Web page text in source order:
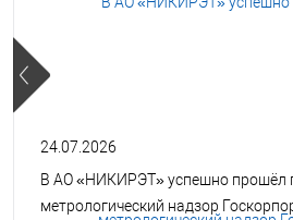
24.07.2026
В АО «НИКИРЭТ» успешно прошёл
метрологический надзор